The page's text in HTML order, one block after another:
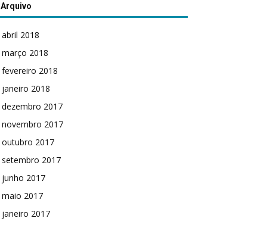
Arquivo
abril 2018
março 2018
fevereiro 2018
janeiro 2018
dezembro 2017
novembro 2017
outubro 2017
setembro 2017
junho 2017
maio 2017
janeiro 2017